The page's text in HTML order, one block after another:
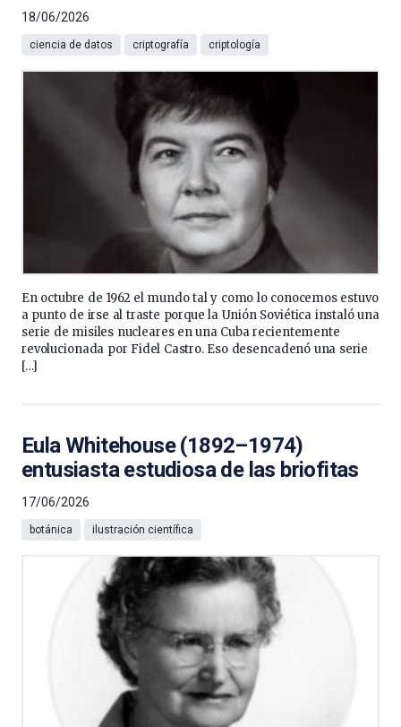
18/06/2026
ciencia de datos criptografía criptología
En octubre de 1962 el mundo tal y como lo conocemos estuvo
a punto de irse al traste porque la Unión Soviética instaló una
serie de misiles nucleares en una Cuba recientemente
revolucionada por Fidel Castro. Eso desencadenó una serie
[…]
Eula Whitehouse (1892–1974)
entusiasta estudiosa de las briofitas
17/06/2026
botánica ilustración científica